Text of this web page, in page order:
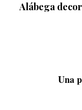
Alábega
Una